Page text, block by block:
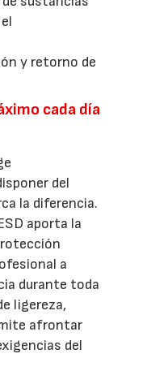
y retorno de
cada día
del
la diferencia.
aporta la
a
durante toda
ligereza,
afrontar
del